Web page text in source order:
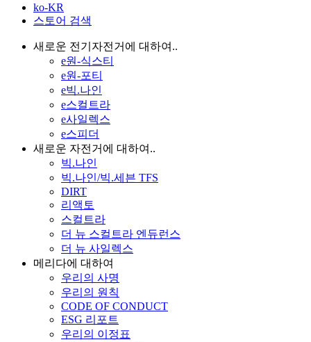
ko-KR
스토어 검색
새로운 전기자전거에 대하여..
e원-식스티
e원-포티
e빅.나인
e스컬트라
e사일렉스
e스피더
새로운 자전거에 대하여..
빅.나인
빅.나인/빅.세븐 TFS
DIRT
리액토
스컬트라
더 뉴 스컬트라 엔듀런스
더 뉴 사일렉스
메리다에 대하여
우리의 사명
우리의 원칙
CODE OF CONDUCT
ESG 리포트
우리의 이정표